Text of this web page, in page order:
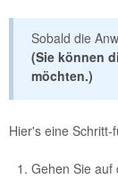
Sobald die
(Sie können
möchten.)
Hier's eine
Gehen Sie auf